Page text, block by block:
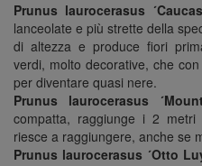
Prunus laurocerasus
lanceolate e più strette della
di altezza e produce fiori
verdi, molto decorative, che
per diventare quasi nere.
Prunus laurocerasus
compatta, raggiunge i 2 metri
riesce a raggiungere, anche se
Prunus laurocerasus ´Otto